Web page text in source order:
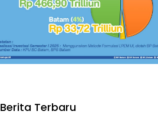
Berita Terbaru